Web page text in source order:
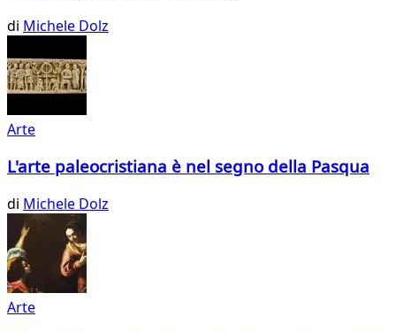
di Michele Dolz
Arte
L'arte paleocristiana è nel segno della Pasqua
di Michele Dolz
Arte